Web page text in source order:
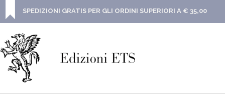
SPEDIZIONI GRATIS PER GLI ORDINI SUPERIORI A € 35,00